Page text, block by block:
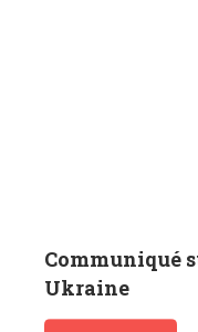
Communiqué
Ukraine